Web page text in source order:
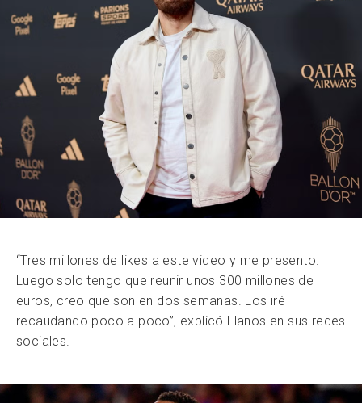
“Tres millones de likes a este video y me presento.
Luego solo tengo que reunir unos 300 millones de
euros, creo que son en dos semanas. Los iré
recaudando poco a poco”, explicó Llanos en sus redes
sociales.